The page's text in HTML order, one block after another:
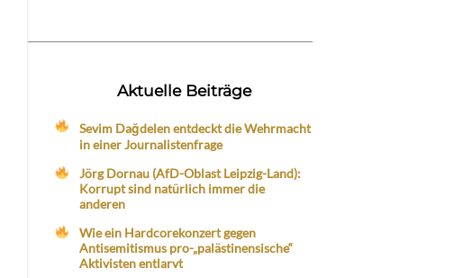
Aktuelle Beiträge
Sevim Dağdelen entdeckt die Wehrmacht
in einer Journalistenfrage
Jörg Dornau (AfD-Oblast Leipzig-Land):
Korrupt sind natürlich immer die
anderen
Wie ein Hardcorekonzert gegen
Antisemitismus pro-„palästinensische“
Aktivisten entlarvt